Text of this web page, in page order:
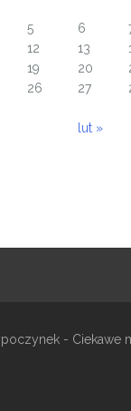
lut »
5 6
12 13
19 20
26 27
- Ciekawe